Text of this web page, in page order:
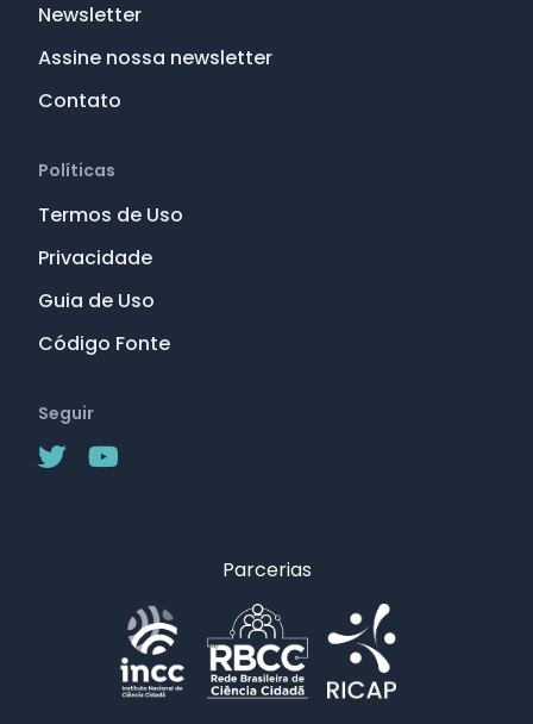
Newsletter
Assine nossa newsletter
Contato
Políticas
Termos de Uso
Privacidade
Guia de Uso
Código Fonte
Seguir
Parcerias